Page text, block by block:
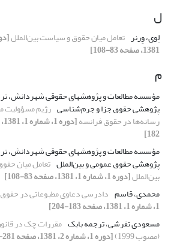
ل
لِوی، وِرنر تعامل‌ میان‌ حقوق و سیاست‌ بین‌الملل
1381، صفحه 83-108]
م
مؤسسه‌ مطالعات‌ و پژوهشهای‌ حقوقی‌ شهردانش‌،
پژوهشی‌ حقوق جزا و جرم‌شناسی‌ رژیم‌ مسؤولیت‌
رسانه‌ها در حقوق فرانسه
182]
مؤسسه‌ مطالعات‌ و پژوهشهای‌ حقوقی‌ شهردانش‌،
پژوهشی حقوق عمومی و بین‌الملل تعامل‌ میان‌
بین‌الملل[دوره 1، شماره 1، 1381، صفحه 83-108]
محمدی، قاسم دادرسی‌ دعاوی‌ مطبوعاتی‌ در
1، شماره 1، 1381، صفحه 183-204]
مسعودی تفرشی، ترجمه بابک مقررات‌ چک‌ در
(مصوب‌ 1999) [دوره 1، شماره 2، 1381، صفحه 281-291]